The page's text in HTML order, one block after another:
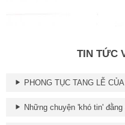
TIN TỨC
PHONG TỤC TANG LỄ
Những chuyện 'khó tin'